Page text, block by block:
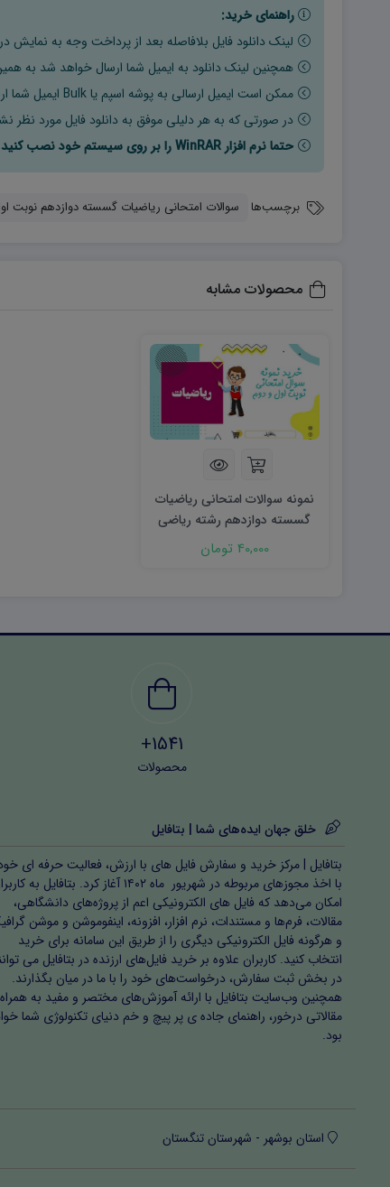
راهنمای خرید:
لینک دانلود فایل بلافاصله بعد از پرداخت وجه به نمایش
همچنین لینک دانلود به ایمیل شما ارسال خواهد شد به
ممکن است ایمیل ارسالی به پوشه اسپم یا Bulk ایمیل شما ارسال شده باشد.
در صورتی که به هر دلیلی موفق به دانلود فایل مورد نظر
حتما نرم افزار WinRAR را بر روی سیستم خود نصب کنید تا فایل ها به راحتی از حالت فشرده خارج شوند.
برچسب‌ها سوالات امتحانی ریاضیات گسسته دوازدهم نوبت
محصولات مشابه
نمونه سوالات امتحانی ریاضیات
گسسته دوازدهم رشته ریاضی
نوبت اول ۱۴۰۴ word
40,000 تومان
1541+
محصولات
خلق جهان ایده‌های شما | بتافایل
بتافایل | مرکز خرید و سفارش فایل های با ارزش، فعالیت حرفه ای
با اخذ مجوزهای مربوطه در شهریور ماه ۱۴۰۲ آغاز کرد. بتافایل به
امکان می‌دهد که فایل های الکترونیکی اعم از پروژه‌های دانشگاهی،
مقالات، فرم‌ها و مستندات، نرم افزار، افزونه، اینفوموشن و موشن
و هرگونه فایل الکترونیکی دیگری را از طریق این سامانه برای خرید
انتخاب کنید. کاربران علاوه بر خرید فایل‌های ارزنده در بتافایل می
در بخش ثبت سفارش، درخواست‌های خود را با ما در میان بگذارند.
همچنین وب‌سایت بتافایل با ارائه آموزش‌های مختصر و مفید به همراه
مقالاتی درخور، راهنمای جاده ی پر پیچ و خم دنیای تکنولوژی شما
بود.
استان بوشهر - شهرستان تنگستان